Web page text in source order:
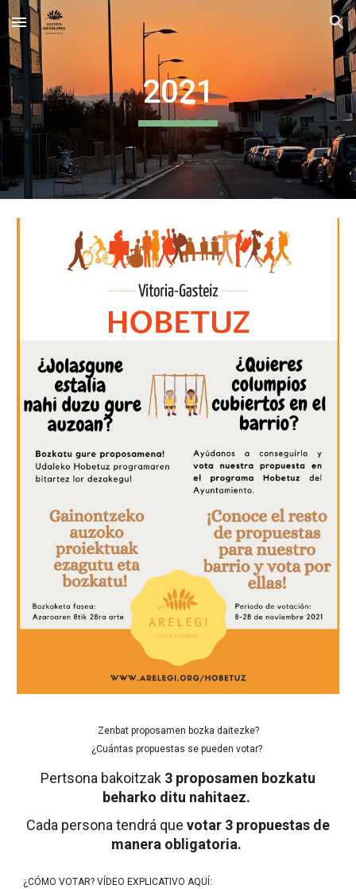
Skip to main content Skip to navigation
2021
Zenbat proposamen bozka daitezke?
¿Cuántas propuestas se pueden votar?
Pertsona bakoitzak 3 proposamen bozkatu
beharko ditu nahitaez.
Cada persona tendrá que votar 3 propuestas de
manera obligatoria.
¿CÓMO VOTAR? VÍDEO EXPLICATIVO AQUÍ: